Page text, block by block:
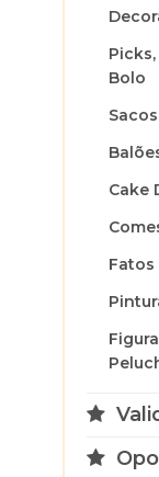
Bolo
Cake
Fatos